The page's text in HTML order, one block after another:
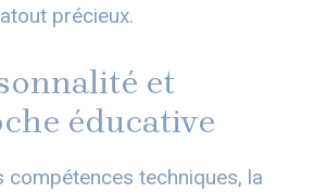
précieux.
et
éducative
compétences techniques, la